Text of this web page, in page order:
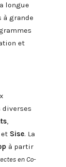
longue
à grande
et
,
et Sise. La
à partir
en Co-